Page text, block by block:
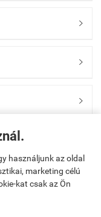
használjunk az oldal
marketing célú
kat csak az Ön


